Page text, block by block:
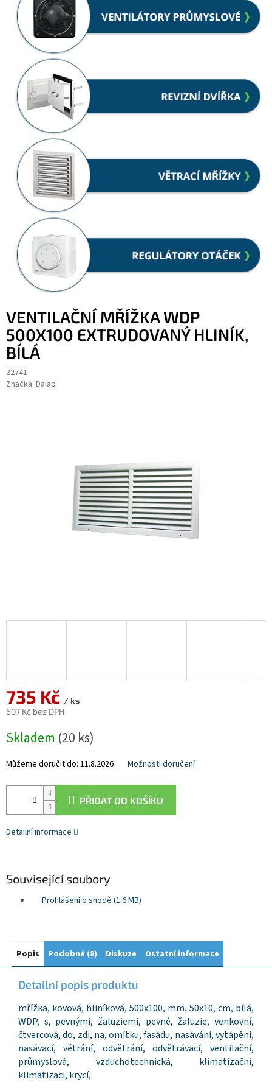
VENTILAČNÍ MŘÍŽKA WDP
500X100 EXTRUDOVANÝ HLINÍK,
BÍLÁ
22741
Značka: Dalap
735 Kč / ks
607 Kč bez DPH
cena:
Skladem (20 ks)
Můžeme doručit do: 11.8.2026 Možnosti doručení
PŘIDAT DO KOŠÍKU
Detailní informace
Související soubory
Prohlášení o shodě (1.6 MB)
Popis Podobné (8) Diskuze Ostatní informace
Detailní popis produktu
mřížka, kovová, hliníková, 500x100, mm, 50x10, cm, bílá,
WDP, s, pevnými, žaluziemi, pevné, žaluzie, venkovní,
čtvercová, do, zdi, na, omítku, fasádu, nasávání, vytápění,
nasávací, větrání, odvětrání, odvětrávací, ventilační,
průmyslová, vzduchotechnická, klimatizační,
klimatizaci, krycí,